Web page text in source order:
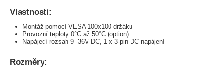
Vlastnosti:
Montáž pomocí VESA 100x100 držáku
Provozní teploty 0°C až 50°C (option)
Napájecí rozsah 9 -36V DC, 1 x 3-pin DC napájení
Rozměry: